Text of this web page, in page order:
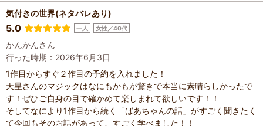
のですが、たまに聞かれたくないといか、知らなくてもいいことと
かあるので・・そういった感情を受けたら疲れませんか？と天星さ
ィブにもなりますし、そんな感情を受けさせたら申し訳ないなと思
ってしまって・・・私はテレパシーが使えるようになりたいです。
またテレパシーのお話が聞けたらいいなと思います！
それから、、ここからはちょっとお願いです。
この日、常連さん？！が時間を間違えたとかで遅れて来られまし
た。常連さんが日にちならまだしも時間を間違えるか？！そもそも
設定のない時間と間違えるか？と思ったんですが、遅れて来られた
気付きの世界(ネタバレあり)
5.0 一人 女性／40代
かんかんさん
行った時期：2026年6月3日
1作目からすぐ２作目の予約を入れました！
天星さんのマジックはなにもかもが驚きで本当に素晴らしかったで
す！ぜひご自身の目で確かめて楽しまれて欲しいです！！
そしてなにより1作目から続く「ばあちゃんの話」がすごく聞きたく
て今回もそのお話があって、すごく学べました！！